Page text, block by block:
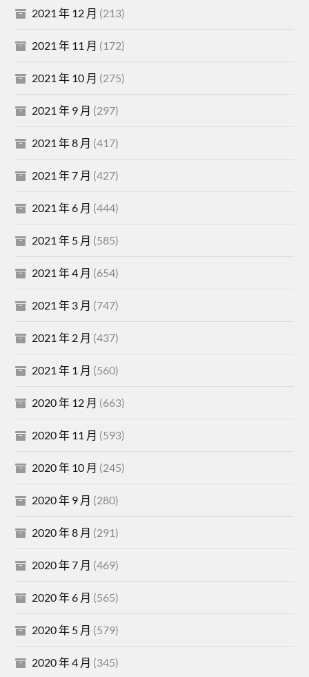
2021 年 12 月 (213)
2021 年 11 月 (172)
2021 年 10 月 (275)
2021 年 9 月 (297)
2021 年 8 月 (417)
2021 年 7 月 (427)
2021 年 6 月 (444)
2021 年 5 月 (585)
2021 年 4 月 (654)
2021 年 3 月 (747)
2021 年 2 月 (437)
2021 年 1 月 (560)
2020 年 12 月 (663)
2020 年 11 月 (593)
2020 年 10 月 (245)
2020 年 9 月 (280)
2020 年 8 月 (291)
2020 年 7 月 (469)
2020 年 6 月 (565)
2020 年 5 月 (579)
2020 年 4 月 (345)